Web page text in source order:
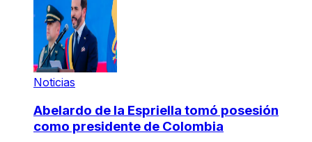
Noticias
Abelardo de la Espriella tomó posesión
como presidente de Colombia